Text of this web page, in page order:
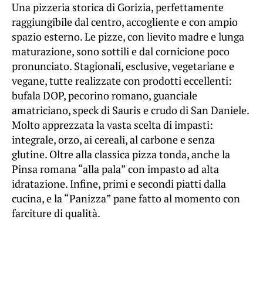
Una pizzeria storica di Gorizia, perfettamente
raggiungibile dal centro, accogliente e con ampio
spazio esterno. Le pizze, con lievito madre e lunga
maturazione, sono sottili e dal cornicione poco
pronunciato. Stagionali, esclusive, vegetariane e
vegane, tutte realizzate con prodotti eccellenti:
bufala DOP, pecorino romano, guanciale
amatriciano, speck di Sauris e crudo di San Daniele.
Molto apprezzata la vasta scelta di impasti:
integrale, orzo, ai cereali, al carbone e senza
glutine. Oltre alla classica pizza tonda, anche la
Pinsa romana “alla pala” con impasto ad alta
idratazione. Infine, primi e secondi piatti dalla
cucina, e la “Panizza” pane fatto al momento con
farciture di qualità.